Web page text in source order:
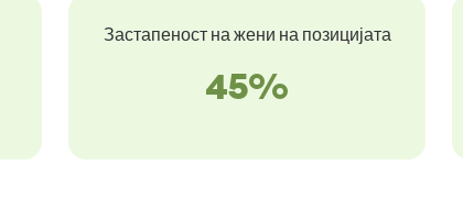
Застапеност на жени на позицијата
45%